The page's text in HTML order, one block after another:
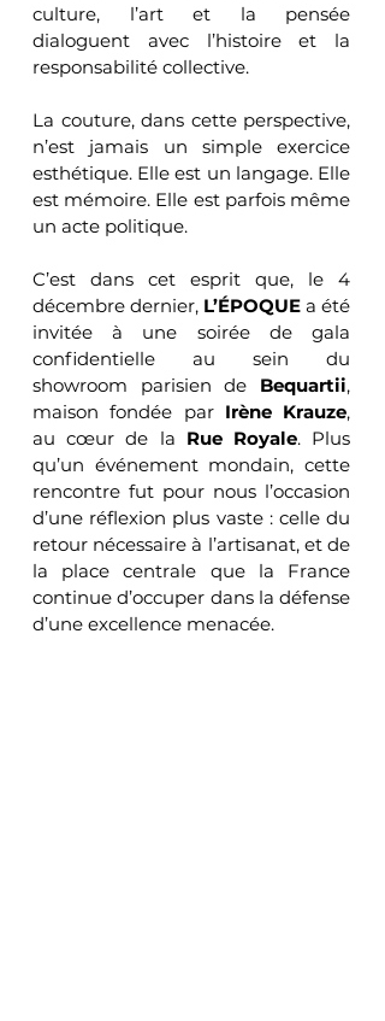
culture, l’art et la pensée
dialoguent avec l’histoire et la
responsabilité collective.
La couture, dans cette perspective,
n’est jamais un simple exercice
esthétique. Elle est un langage. Elle
est mémoire. Elle est parfois même
un acte politique.
C’est dans cet esprit que, le 4
décembre dernier, L’ÉPOQUE a été
invitée à une soirée de gala
confidentielle au sein du
showroom parisien de Bequartii,
maison fondée par Irène Krauze,
au cœur de la Rue Royale. Plus
qu’un événement mondain, cette
rencontre fut pour nous l’occasion
d’une réflexion plus vaste : celle du
retour nécessaire à l’artisanat, et de
la place centrale que la France
continue d’occuper dans la défense
d’une excellence menacée.